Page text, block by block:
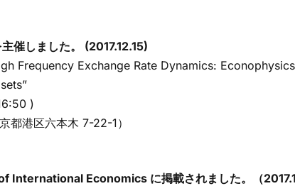
催しました。 (2017.12.15)
Frequency Exchange Rate Dynamics:
)
都港区六本木 7-22-1）
International Economics に掲載されました。（